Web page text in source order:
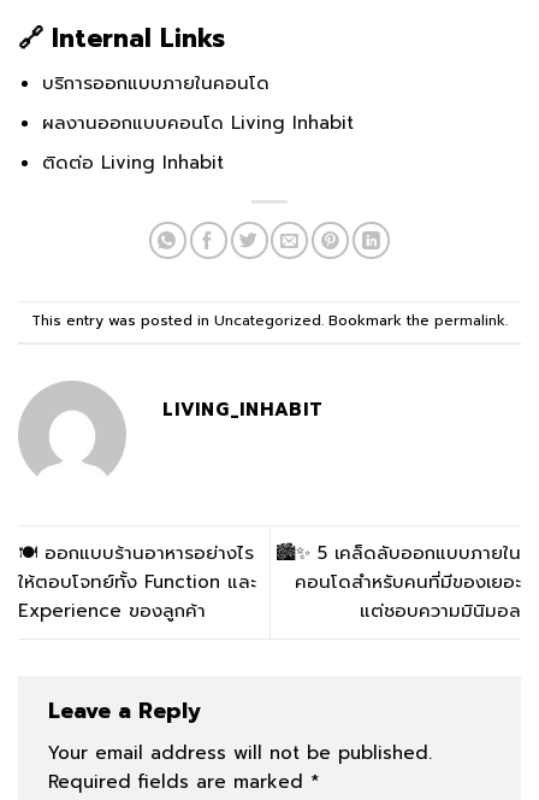
🔗 Internal Links
บริการออกแบบภายในคอนโด
ผลงานออกแบบคอนโด Living Inhabit
ติดต่อ Living Inhabit
This entry was posted in Uncategorized. Bookmark the permalink.
LIVING_INHABIT
🍽️ ออกแบบร้านอาหารอย่างไร
ให้ตอบโจทย์ทั้ง Function และ
Experience ของลูกค้า
🏙️✨ 5 เคล็ดลับออกแบบภายใน
คอนโดสำหรับคนที่มีของเยอะ
แต่ชอบความมินิมอล
Leave a Reply
Your email address will not be published.
Required fields are marked *